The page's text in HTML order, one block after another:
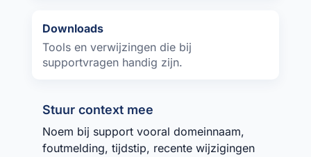
Downloads
Tools en verwijzingen die bij
supportvragen handig zijn.
Stuur context mee
Noem bij support vooral domeinnaam,
foutmelding, tijdstip, recente wijzigingen